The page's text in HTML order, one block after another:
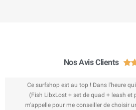
Nos Avis Clients 
Ce surfshop est au top ! Dans l'heure
(Fish LibxLost + set de quad + leash et
m'appelle pour me conseiller de choisir